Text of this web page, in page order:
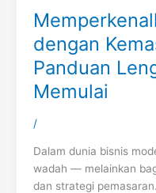
dengan
Panduan
Memulai
/
Dalam dunia bisnis
wadah — melainkan
dan strategi